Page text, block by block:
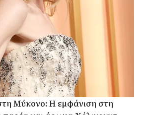
Μύκονο: Η εμφάνιση στη